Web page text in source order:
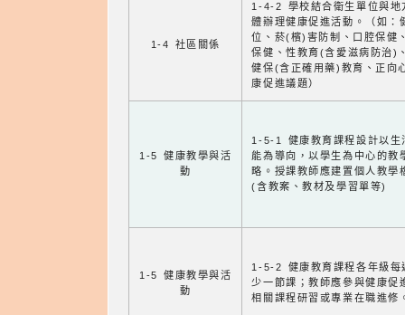
1-4 社區關係
1-4-2 學校結合衛生單位與地
體辦理健康促進活動。（如：
位、菸(檳)害防制、口腔保健
保健、性教育(含愛滋病防治)
健保(含正確用藥)教育、正向
康促進議題）
1-5 健康教學與活
動
1-5-1 健康教育課程設計以生
能為導向，以學生為中心的教
略。授課教師應建置個人教學
(含教案、教材及學習單等)
1-5 健康教學與活
動
1-5-2 健康教育課程各年級每
少一節課；教師應參與健康促
相關課程研習或專業在職進修